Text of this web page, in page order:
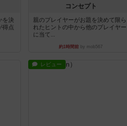
を決
得点
コンセプト
親のプレイヤーがお題を決めて限ら
れたヒントの中から他のプレイヤー
に当て...
約1時間前 by mob567
レビュー